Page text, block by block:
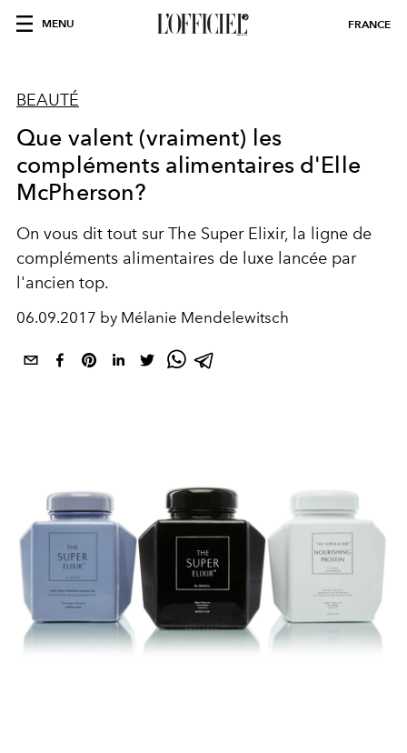
MENU FRANCE
BEAUTÉ
Que valent (vraiment) les
compléments alimentaires d'Elle
McPherson?
On vous dit tout sur The Super Elixir, la ligne de
compléments alimentaires de luxe lancée par
l'ancien top.
06.09.2017 by Mélanie Mendelewitsch